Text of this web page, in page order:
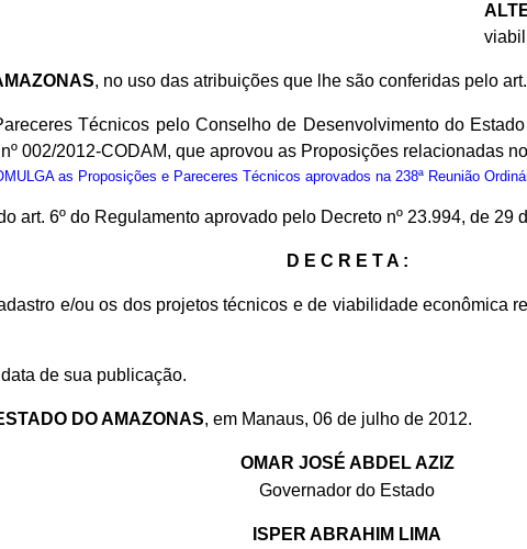
, no uso das atribuições que lhe são conferidas pelo
Técnicos pelo Conselho de Desenvolvimento do
002/2012-CODAM, que aprovou as Proposições relacionadas
as Proposições e Pareceres Técnicos aprovados na 238ª Reunião
art. 6º do Regulamento aprovado pelo Decreto nº 23.994, de 29
D E C R E T A :
e/ou os dos projetos técnicos e de viabilidade econômica
de sua publicação.
DO AMAZONAS, em Manaus, 06 de julho de 2012.
OMAR JOSÉ ABDEL AZIZ
Governador do Estado
ISPER ABRAHIM LIMA